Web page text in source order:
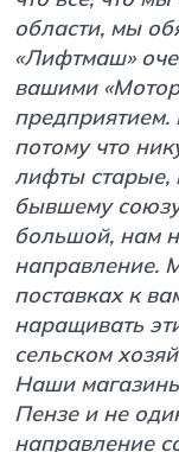
области, мы
«Лифтмаш»
вашими
предприятием.
потому что
лифты старые,
бывшему
большой, нам
направление.
поставках к
наращивать
сельском
Наши
Пензе и не
направление